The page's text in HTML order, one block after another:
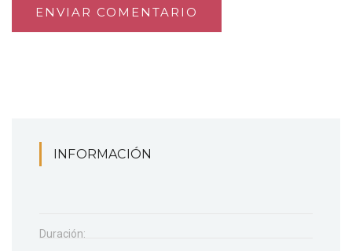
ENVIAR COMENTARIO
INFORMACIÓN
Duración: